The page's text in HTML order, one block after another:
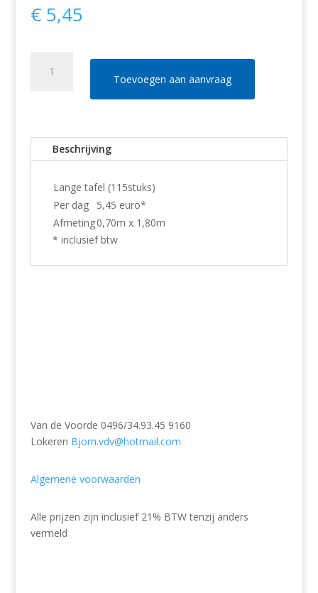
€5,45
Toevoegen aan aanvraag
Beschrijving
Lange tafel (115stuks)
Per dag
5,45 euro*
Afmeting0,70m x 1,80m
* inclusief btw
Van de Voorde 0496/34.93.45 9160
Lokeren Bjorn.vdv@hotmail.com
Algemene voorwaarden
Alle prijzen zijn inclusief 21% BTW tenzij anders
vermeld